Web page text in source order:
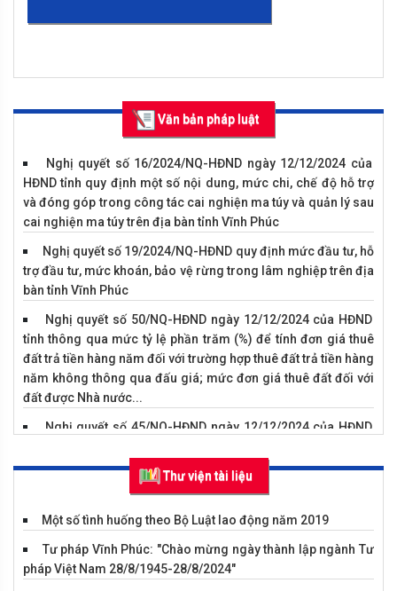
Văn bản pháp luật
Nghị quyết số 16/2024/NQ-HĐND ngày 12/12/2024 của
HĐND tỉnh quy định một số nội dung, mức chi, chế độ hỗ trợ
và đóng góp trong công tác cai nghiện ma túy và quản lý sau
cai nghiện ma túy trên địa bàn tỉnh Vĩnh Phúc
Nghị quyết số 19/2024/NQ-HĐND quy định mức đầu tư, hỗ
trợ đầu tư, mức khoán, bảo vệ rừng trong lâm nghiệp trên địa
bàn tỉnh Vĩnh Phúc
Nghị quyết số 50/NQ-HĐND ngày 12/12/2024 của HĐND
tỉnh thông qua mức tỷ lệ phần trăm (%) để tính đơn giá thuê
đất trả tiền hàng năm đối với trường hợp thuê đất trả tiền hàng
năm không thông qua đấu giá; mức đơn giá thuê đất đối với
đất được Nhà nước...
Nghị quyết số 45/NQ-HĐND ngày 12/12/2024 của HĐND
Nghị quyết số 18/2024/NQ-HĐND ngày 12/12/2024 của
HĐND tỉnh quy định mức chi cho các hoạt động khuyến công
trên địa bàn tỉnh Vĩnh Phúc
Nghị quyết số 17/2024/NQ-HĐND ngày 12/12/2024 của
HĐND tỉnh bãi bỏ các Nghị quyết của Hội đồng nhân dân tỉnh
Vĩnh Phúc
Thư viện tài liệu
Một số tình huống theo Bộ Luật lao động năm 2019
Tư pháp Vĩnh Phúc: "Chào mừng ngày thành lập ngành Tư
pháp Việt Nam 28/8/1945-28/8/2024"
Những điểm mới của Bộ luật Hình sự
2015 bảo đảm quyền con người
Vụ án hình sự về tội trộm cắm tài sản
Vĩnh Tường tổ chức tiết học ngoại